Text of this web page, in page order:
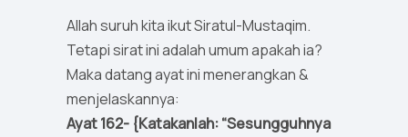
Allah suruh kita ikut Siratul-Mustaqim.
Tetapi sirat ini adalah umum apakah ia?
Maka datang ayat ini menerangkan &
menjelaskannya:
Ayat 162- {Katakanlah: “Sesungguhnya